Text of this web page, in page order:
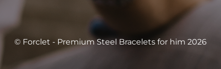
© Forclet - Premium Steel Bracelets for him 2026